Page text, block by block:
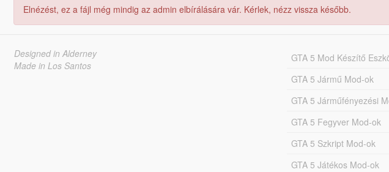
Elnézést, ez a fájl még mindig az admin elbírálására vár. Kérlek, nézz vissza később.
Designed in Alderney
Made in Los Santos
GTA 5 Mod Készítő
GTA 5 Jármű Mod-ok
GTA 5 Járműfényezési
GTA 5 Fegyver Mod-ok
GTA 5 Szkript Mod-ok
GTA 5 Játékos Mod-ok